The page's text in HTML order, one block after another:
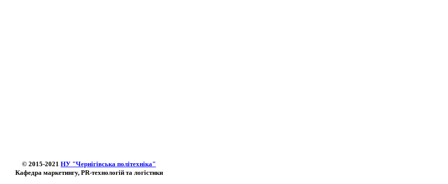
© 2015-2021 НУ "Чернігівська політехніка"
Кафедра маркетингу, PR-технологій та логістики